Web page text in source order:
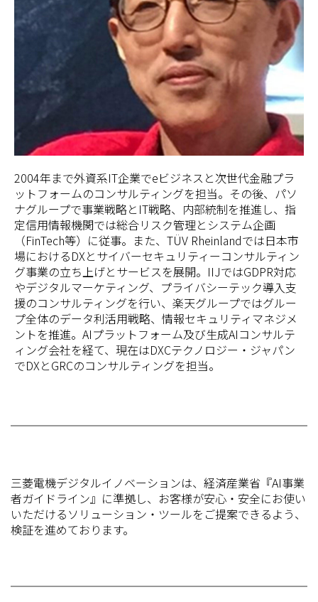
2004年まで外資系IT企業でeビジネスと次世代金融プラ
ットフォームのコンサルティングを担当。その後、パソ
ナグループで事業戦略とIT戦略、内部統制を推進し、指
定信用情報機関では総合リスク管理とシステム企画
（FinTech等）に従事。また、TÜV Rheinlandでは日本市
場におけるDXとサイバーセキュリティーコンサルティン
グ事業の立ち上げとサービスを展開。IIJではGDPR対応
やデジタルマーケティング、プライバシーテック導入支
援のコンサルティングを行い、楽天グループではグルー
プ全体のデータ利活用戦略、情報セキュリティマネジメ
ントを推進。AIプラットフォーム及び生成AIコンサルテ
ィング会社を経て、現在はDXCテクノロジー・ジャパン
でDXとGRCのコンサルティングを担当。
三菱電機デジタルイノベーションは、経済産業省『AI事業
者ガイドライン』に準拠し、お客様が安心・安全にお使い
いただけるソリューション・ツールをご提案できるよう、
検証を進めております。